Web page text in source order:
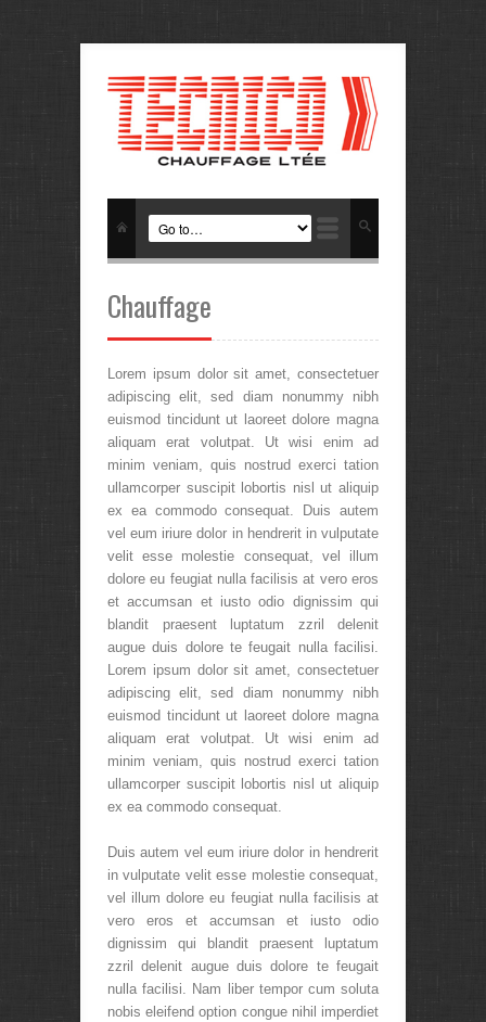
Chauffage
Lorem ipsum dolor sit amet, consectetuer
adipiscing elit, sed diam nonummy nibh
euismod tincidunt ut laoreet dolore magna
aliquam erat volutpat. Ut wisi enim ad
minim veniam, quis nostrud exerci tation
ullamcorper suscipit lobortis nisl ut aliquip
ex ea commodo consequat. Duis autem
vel eum iriure dolor in hendrerit in vulputate
velit esse molestie consequat, vel illum
dolore eu feugiat nulla facilisis at vero eros
et accumsan et iusto odio dignissim qui
blandit praesent luptatum zzril delenit
augue duis dolore te feugait nulla facilisi.
Lorem ipsum dolor sit amet, consectetuer
adipiscing elit, sed diam nonummy nibh
euismod tincidunt ut laoreet dolore magna
aliquam erat volutpat. Ut wisi enim ad
minim veniam, quis nostrud exerci tation
ullamcorper suscipit lobortis nisl ut aliquip
ex ea commodo consequat.
Duis autem vel eum iriure dolor in hendrerit
in vulputate velit esse molestie consequat,
vel illum dolore eu feugiat nulla facilisis at
vero eros et accumsan et iusto odio
dignissim qui blandit praesent luptatum
zzril delenit augue duis dolore te feugait
nulla facilisi. Nam liber tempor cum soluta
nobis eleifend option congue nihil imperdiet